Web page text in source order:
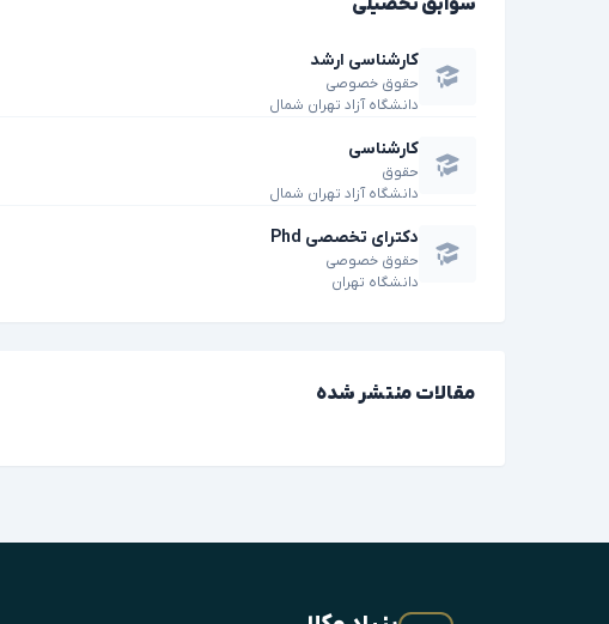
سوابق تحصیلی
کارشناسی ارشد
حقوق خصوصی
دانشگاه آزاد تهران شمال
کارشناسی
حقوق
دانشگاه آزاد تهران شمال
دکترای تخصصی Phd
حقوق خصوصی
دانشگاه تهران
مقالات منتشر شده